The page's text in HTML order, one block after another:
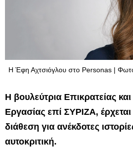
Η Έφη Αχτσιόγλου στο Personas |
H βουλεύτρια Επικρατείας
Εργασίας επί ΣΥΡΙΖΑ,
διάθεση για ανέκδοτες
αυτοκριτική.